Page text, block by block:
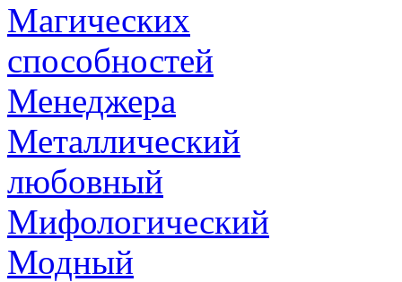
Магических
способностей
Менеджера
Металлический
любовный
Мифологический
Модный